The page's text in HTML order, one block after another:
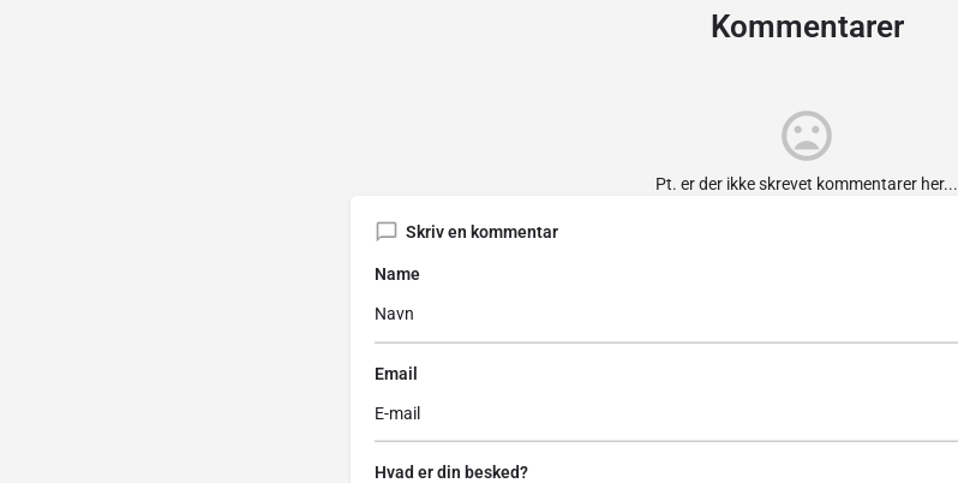
Kommentarer
Pt. er der ikke skrevet kommentarer her...
Skriv en kommentar
Name
Email
Hvad er din besked?